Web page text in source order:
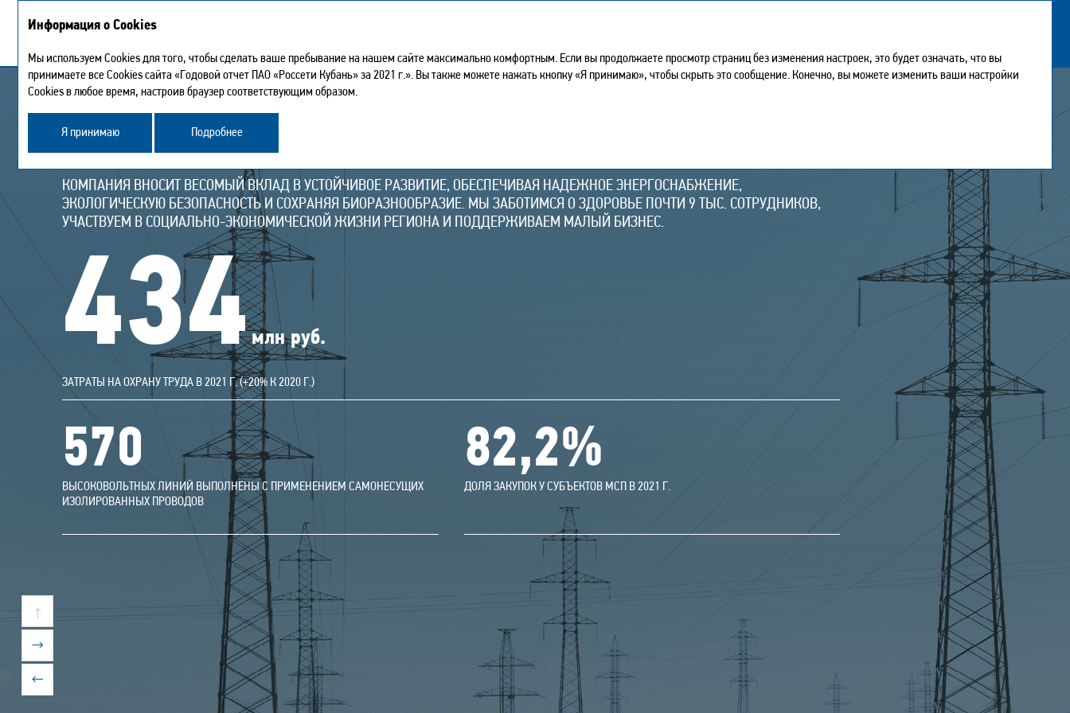
Устойчивое развитие
УСТОЙЧИВОЕ РАЗВИТИЕ
КОМПАНИЯ ВНОСИТ ВЕСОМЫЙ ВКЛАД В УСТОЙЧИВОЕ РАЗВИТИЕ, ОБЕСПЕЧИВАЯ НАДЕЖНОЕ ЭНЕРГОСНАБЖЕНИЕ,
ЭКОЛОГИЧЕСКУЮ БЕЗОПАСНОСТЬ И СОХРАНЯЯ БИОРАЗНООБРАЗИЕ. МЫ ЗАБОТИМСЯ О ЗДОРОВЬЕ ПОЧТИ 9 ТЫС. СОТРУДНИКОВ,
УЧАСТВУЕМ В СОЦИАЛЬНО-ЭКОНОМИЧЕСКОЙ ЖИЗНИ РЕГИОНА И ПОДДЕРЖИВАЕМ МАЛЫЙ БИЗНЕС.
434млн руб.
ЗАТРАТЫ НА ОХРАНУ ТРУДА В 2021 Г. (+20% К 2020 Г.)
570
ВЫСОКОВОЛЬТНЫХ ЛИНИЙ ВЫПОЛНЕНЫ С ПРИМЕНЕНИЕМ САМОНЕСУЩИХ
ИЗОЛИРОВАННЫХ ПРОВОДОВ
82,2%
ДОЛЯ ЗАКУПОК У СУБЪЕКТОВ МСП В 2021 Г.
Информация о Cookies
Мы используем Cookies для того, чтобы сделать ваше пребывание на нашем сайте максимально комфортным. Если вы продолжаете просмотр страниц без изменения настроек, это будет означать, что вы
принимаете все Cookies сайта «Годовой отчет ПАО «Россети Кубань» за 2021 г.». Вы также можете нажать кнопку «Я принимаю», чтобы скрыть это сообщение. Конечно, вы можете изменить ваши настройки
Cookies в любое время, настроив браузер соответствующим образом.
Я принимаю Подробнее